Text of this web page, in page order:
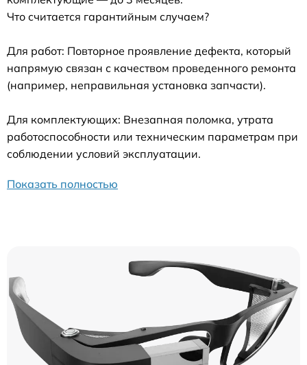
Что считается гарантийным случаем?
Для работ: Повторное проявление дефекта, который
напрямую связан с качеством проведенного ремонта
(например, неправильная установка запчасти).
Для комплектующих: Внезапная поломка, утрата
работоспособности или техническим параметрам при
соблюдении условий эксплуатации.
Показать полностью